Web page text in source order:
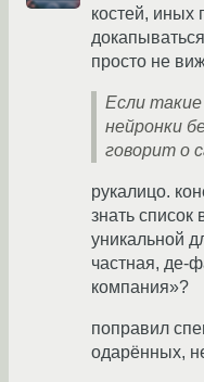
костей, иных
просто не
Если
нейронки
говорит о
рукалицо.
знать
уникальной
частная, де-
компания»?
поправил
одарённых,